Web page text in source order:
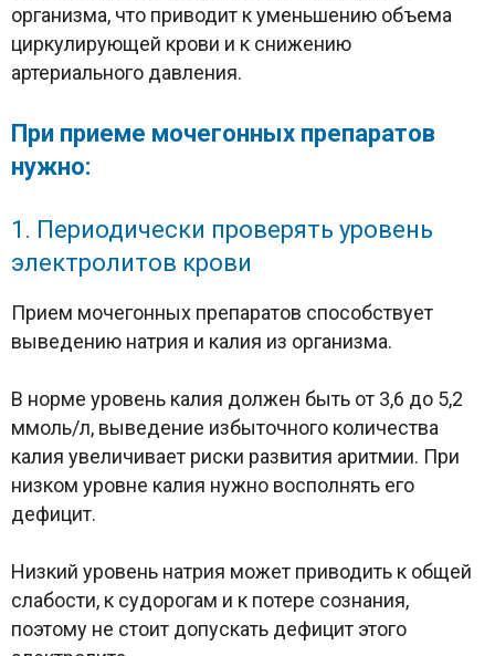
организма, что приводит к уменьшению объема
циркулирующей крови и к снижению
артериального давления.
При приеме мочегонных препаратов
нужно:
1. Периодически проверять уровень
электролитов крови
Прием мочегонных препаратов способствует
выведению натрия и калия из организма.
В норме уровень калия должен быть от 3,6 до 5,2
ммоль/л, выведение избыточного количества
калия увеличивает риски развития аритмии. При
низком уровне калия нужно восполнять его
дефицит.
Низкий уровень натрия может приводить к общей
слабости, к судорогам и к потере сознания,
поэтому не стоит допускать дефицит этого